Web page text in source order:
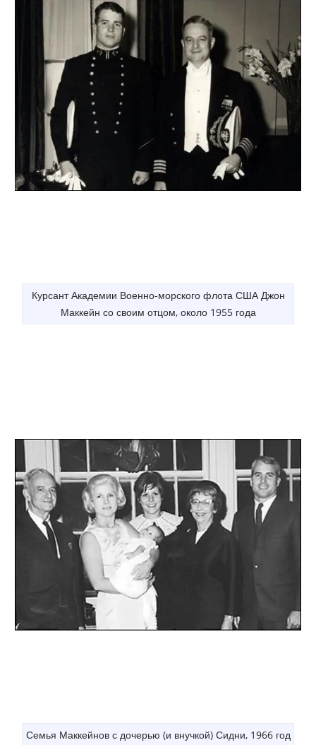
Курсант Академии Военно-морского флота США Джон
Маккейн со своим отцом, около 1955 года
Семья Маккейнов с дочерью (и внучкой) Сидни, 1966 год